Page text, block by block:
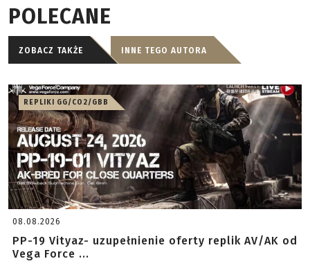
POLECANE
ZOBACZ TAKŻE INNE TEGO AUTORA
REPLIKI GG/CO2/GBB
08.08.2026
PP-19 Vityaz- uzupełnienie oferty replik AV/AK od
Vega Force ...